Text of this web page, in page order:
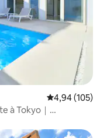
Évaluation
4,94 (105)
à Tokyo｜